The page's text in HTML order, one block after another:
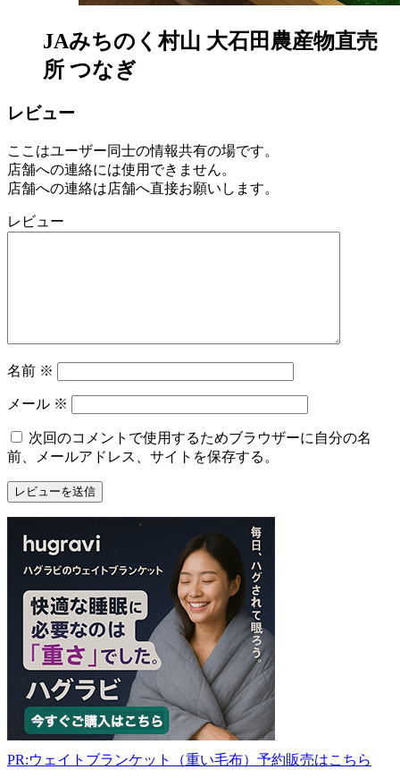
JAみちのく村山 大石田農産物直売
所 つなぎ
レビュー
ここはユーザー同士の情報共有の場です。
店舗への連絡には使用できません。
店舗への連絡は店舗へ直接お願いします。
レビュー
名前 ※
メール ※
次回のコメントで使用するためブラウザーに自分の名
前、メールアドレス、サイトを保存する。
PR:ウェイトブランケット（重い毛布）予約販売はこちら